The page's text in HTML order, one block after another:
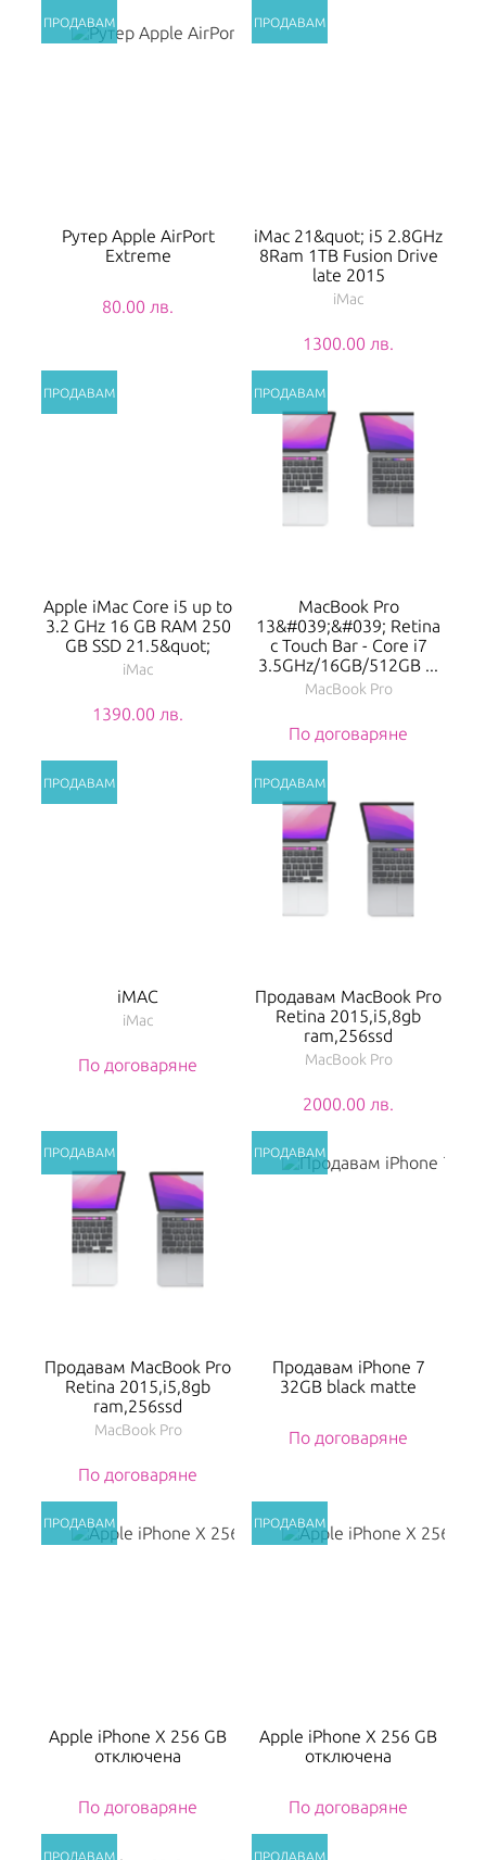
Рутер Apple AirPort
Extreme
80.00 лв.
iMac 21&quot; i5 2.8GHz
8Ram 1TB Fusion Drive
late 2015
iMac
1300.00 лв.
Apple iMac Core i5 up to
3.2 GHz 16 GB RAM 250
GB SSD 21.5&quot;
iMac
1390.00 лв.
MacBook Pro
13&#039;&#039; Retina
с Touch Bar - Core i7
3.5GHz/16GB/512GB ...
MacBook Pro
По договаряне
iMAC
iMac
По договаряне
Продавам MacBook Pro
Retina 2015,i5,8gb
ram,256ssd
MacBook Pro
2000.00 лв.
Продавам MacBook Pro
Retina 2015,i5,8gb
ram,256ssd
MacBook Pro
По договаряне
Продавам iPhone 7
32GB black matte
По договаряне
Apple iPhone X 256 GB
отключена
По договаряне
Apple iPhone X 256 GB
отключена
По договаряне